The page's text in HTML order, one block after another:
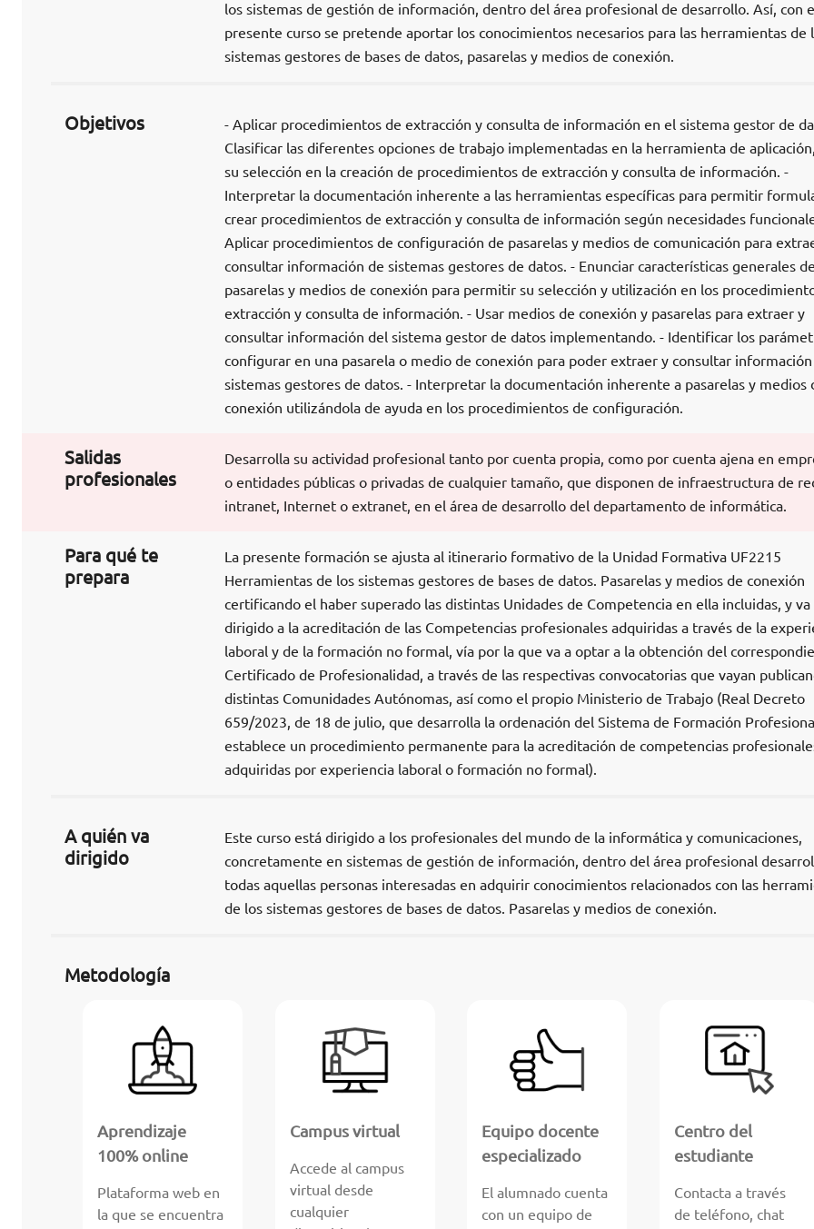
los sistemas de gestión de información, dentro del área profesional de desarrollo. Así, con
presente curso se pretende aportar los conocimientos necesarios para las herramientas de
sistemas gestores de bases de datos, pasarelas y medios de conexión.
Objetivos
- Aplicar procedimientos de extracción y consulta de información en el sistema gestor de
Clasificar las diferentes opciones de trabajo implementadas en la herramienta de
su selección en la creación de procedimientos de extracción y consulta de información. -
Interpretar la documentación inherente a las herramientas específicas para permitir
crear procedimientos de extracción y consulta de información según necesidades
Aplicar procedimientos de configuración de pasarelas y medios de comunicación para
consultar información de sistemas gestores de datos. - Enunciar características generales
pasarelas y medios de conexión para permitir su selección y utilización en los
extracción y consulta de información. - Usar medios de conexión y pasarelas para extraer y
consultar información del sistema gestor de datos implementando. - Identificar los
configurar en una pasarela o medio de conexión para poder extraer y consultar
sistemas gestores de datos. - Interpretar la documentación inherente a pasarelas y medios
conexión utilizándola de ayuda en los procedimientos de configuración.
Salidas
profesionales
Desarrolla su actividad profesional tanto por cuenta propia, como por cuenta ajena en
o entidades públicas o privadas de cualquier tamaño, que disponen de infraestructura de
intranet, Internet o extranet, en el área de desarrollo del departamento de informática.
Para qué te
prepara
La presente formación se ajusta al itinerario formativo de la Unidad Formativa UF2215
Herramientas de los sistemas gestores de bases de datos. Pasarelas y medios de conexión
certificando el haber superado las distintas Unidades de Competencia en ella incluidas, y va
dirigido a la acreditación de las Competencias profesionales adquiridas a través de la
laboral y de la formación no formal, vía por la que va a optar a la obtención del
Certificado de Profesionalidad, a través de las respectivas convocatorias que vayan
distintas Comunidades Autónomas, así como el propio Ministerio de Trabajo (Real Decreto
659/2023, de 18 de julio, que desarrolla la ordenación del Sistema de Formación
establece un procedimiento permanente para la acreditación de competencias
adquiridas por experiencia laboral o formación no formal).
A quién va
dirigido
Este curso está dirigido a los profesionales del mundo de la informática y comunicaciones,
concretamente en sistemas de gestión de información, dentro del área profesional
todas aquellas personas interesadas en adquirir conocimientos relacionados con las
de los sistemas gestores de bases de datos. Pasarelas y medios de conexión.
Metodología
Aprendizaje
100% online
Plataforma web en
la que se encuentra
Campus virtual
Accede al campus
virtual desde
cualquier
Equipo docente
especializado
El alumnado cuenta
con un equipo de
Centro del
estudiante
Contacta a través
de teléfono, chat